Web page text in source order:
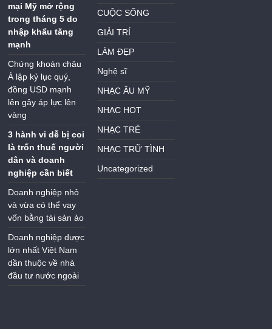
mại Mỹ mở rộng
trong tháng 5 do
nhập khẩu tăng
mạnh
Chứng khoán châu
Á lập kỷ lục quý,
đồng USD mạnh
lên gây áp lực lên
vàng
3 hành vi dễ bị coi
là trốn thuế người
dân và doanh
nghiệp cần biết
Doanh nghiệp nhỏ
và vừa có thể vay
vốn bằng tài sản ảo
Doanh nghiệp dược
lớn nhất Việt Nam
dần thuộc về nhà
đầu tư nước ngoài
CUỘC SỐNG
GIẢI TRÍ
LÀM ĐẸP
Nghệ sĩ
NHẠC ÂU MỸ
NHẠC HOT
NHẠC TRẺ
NHẠC TRỮ TÌNH
Uncategorized